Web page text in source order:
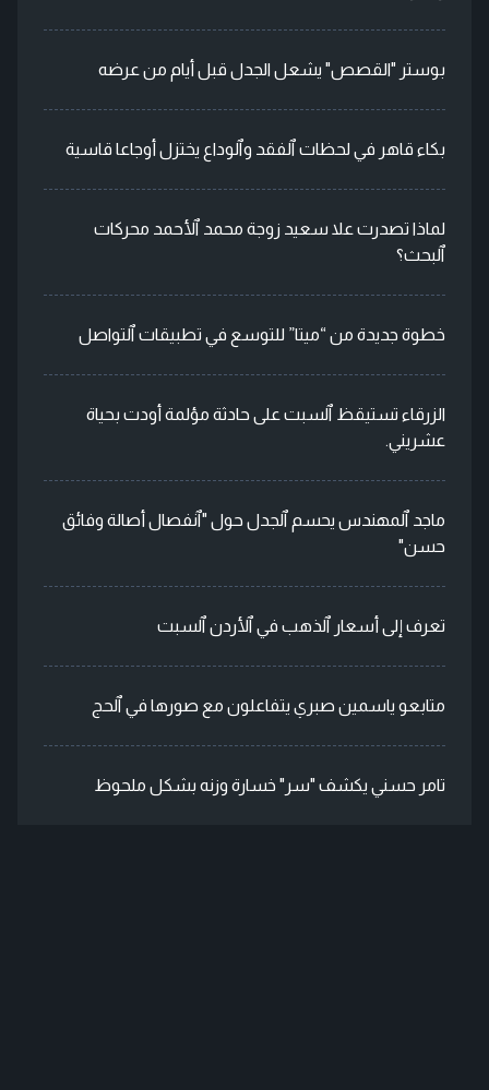
بوستر "القصص" يشعل الجدل قبل أيام من عرضه
بكاء قاهر في لحظات ٱلفقد وٱلوداع يختزل أوجاعا قاسية
لماذا تصدرت علا سعيد زوجة محمد ٱلأحمد محركات
ٱلبحث؟
خطوة جديدة من “ميتا” للتوسع في تطبيقات ٱلتواصل
الزرقاء تستيقظ ٱلسبت على حادثة مؤلمة أودت بحياة
عشريني.
ماجد ٱلمهندس يحسم ٱلجدل حول "ٱنفصال أصالة وفائق
حسن"
تعرف إلى أسعار ٱلذهب في ٱلأردن ٱلسبت
متابعو ياسمين صبري يتفاعلون مع صورها في ٱلحج
تامر حسني يكشف "سر" خسارة وزنه بشكل ملحوظ